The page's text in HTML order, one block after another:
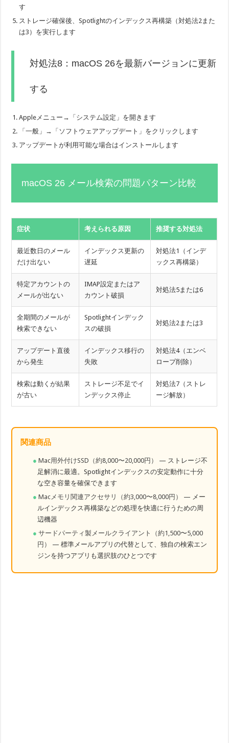
す
ストレージ確保後、Spotlightのインデックス再構築（対処法2また
は3）を実行します
対処法8：macOS 26を最新バージョンに更新
する
Appleメニュー→「システム設定」を開きます
「一般」→「ソフトウェアアップデート」をクリックします
アップデートが利用可能な場合はインストールします
macOS 26 メール検索の問題パターン比較
症状 考えられる原因 推奨する対処法
最近数日のメール
だけ出ない
インデックス更新の
遅延
対処法1（インデ
ックス再構築）
特定アカウントの
メールが出ない
IMAP設定またはア
カウント破損
対処法5または6
全期間のメールが
検索できない
Spotlightインデック
スの破損
対処法2または3
アップデート直後
から発生
インデックス移行の
失敗
対処法4（エンベ
ロープ削除）
検索は動くが結果
が古い
ストレージ不足でイ
ンデックス停止
対処法7（ストレ
ージ解放）
関連商品
Mac用外付けSSD（約8,000〜20,000円）
— ストレージ不
足解消に最適。Spotlightインデックスの安定動作に十分
な空き容量を確保できます
Macメモリ関連アクセサリ（約3,000〜8,000円）
— メー
ルインデックス再構築などの処理を快適に行うための周
辺機器
サードパーティ製メールクライアント（約1,500〜5,000
円）
— 標準メールアプリの代替として、独自の検索エン
ジンを持つアプリも選択肢のひとつです